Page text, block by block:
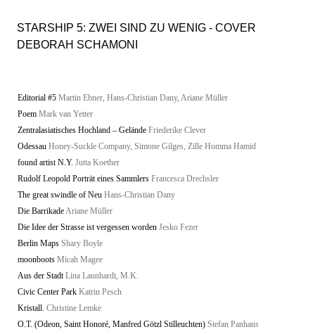
STARSHIP 5: ZWEI SIND ZU WENIG - COVER
DEBORAH SCHAMONI
Editorial #5 Martin Ebner, Hans-Christian Dany, Ariane Müller
Poem Mark van Yetter
Zentralasiatisches Hochland – Gelände Friederike Clever
Odessau Honey-Suckle Company, Simone Gilges, Zille Homma Hamid
found artist N.Y. Jutta Koether
Rudolf Leopold Porträt eines Sammlers Francesca Drechsler
The great swindle of Neu Hans-Christian Dany
Die BarrikadeAriane Müller
Die Idee der Strasse ist vergessen worden Jesko Fezer
Berlin Maps Shary Boyle
moonboots Micah Magee
Aus der Stadt Lina Launhardt, M.K.
Civic Center Park Katrin Pesch
Kristall. Christine Lemke
O.T. (Odeon, Saint Honoré, Manfred Götzl Stilleuchten) Stefan Panhans